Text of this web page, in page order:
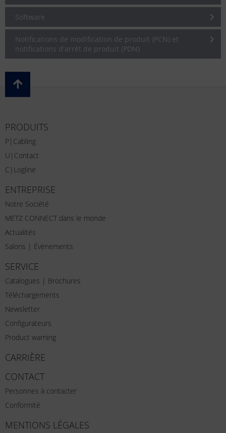
Software
Notifications de modification de produit (PCN) et
notifications d'arrêt de produit (PDN)
PRODUITS
P|Cabling
U|Contact
C|Logline
ENTREPRISE
Notre Société
METZ CONNECT dans le monde
Actualités
Salons | Évènements
SERVICE
Catalogues | Brochures
Téléchargements
Newsletter
Configurateurs
Product warning
CARRIÈRE
CONTACT
Personnes à contacter
Conformité
MENTIONS LÉGALES